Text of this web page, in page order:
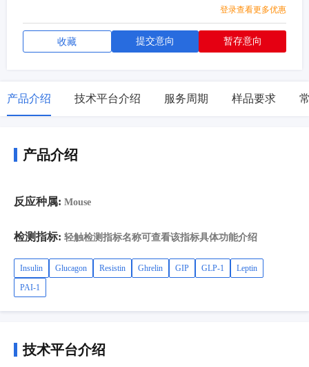
登录查看更多优惠
收藏 提交意向 暂存意向
产品介绍 技术平台介绍 服务周期 样品要求
产品介绍
反应种属: Mouse
检测指标: 轻触检测指标名称可查看该指标具体功能介绍
Insulin Glucagon Resistin Ghrelin GIP GLP-1
Leptin
PAI-1
技术平台介绍